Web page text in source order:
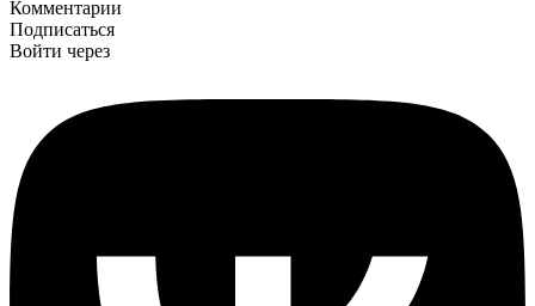
Комментарии
Подписаться
Войти через